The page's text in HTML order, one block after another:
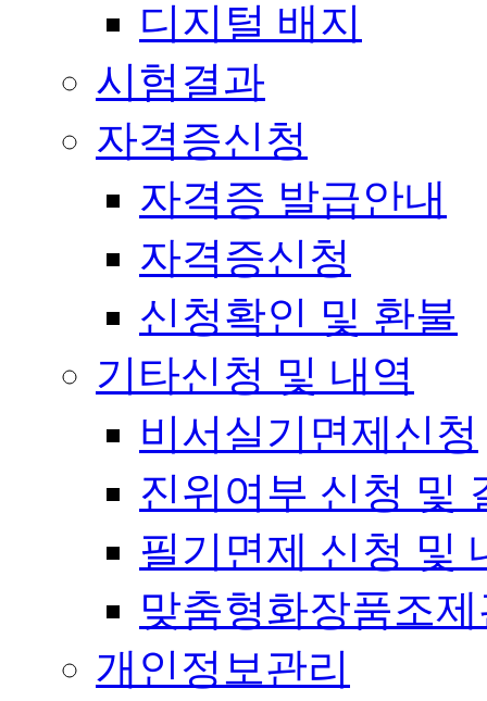
디지털 배지
시험결과
자격증신청
자격증 발급안내
자격증신청
신청확인 및 환불
기타신청 및 내역
비서실기면제신청
진위여부 신청 및
필기면제 신청 및
맞춤형화장품조
개인정보관리